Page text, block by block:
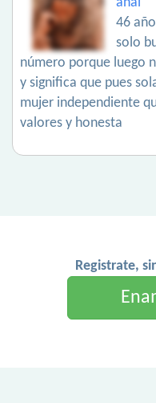
46
solo
número porque luego
y significa que pues
mujer independiente
valores y honesta
Registrate,